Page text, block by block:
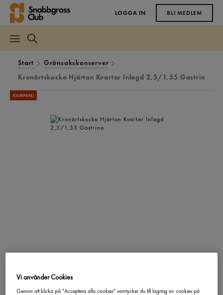
LOGGA IN BLI MEDLEM
Start
Grönsakskonserver
Kronärtskocka Hjärtan Kvartar Inlagd 2,5/1,55 Gastrino
Gastrino2,5/1,55
Vi använder Cookies
Genom att klicka på "Acceptera alla cookies" samtycker du till lagring av cookies på